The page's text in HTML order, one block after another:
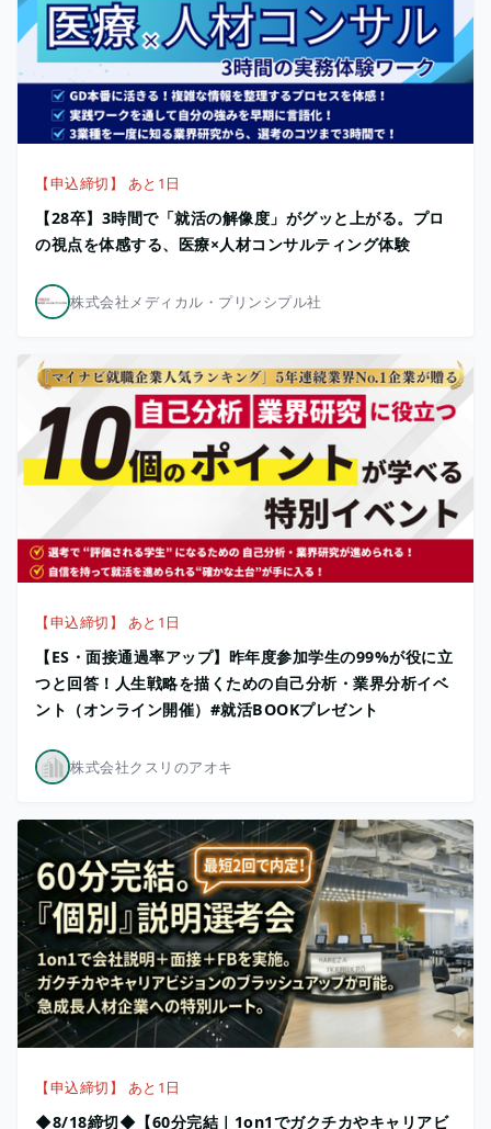
【申込締切】 あと1日
【28卒】3時間で「就活の解像度」がグッと上がる。プロ
の視点を体感する、医療×人材コンサルティング体験
株式会社メディカル・プリンシプル社
【申込締切】 あと1日
【ES・面接通過率アップ】昨年度参加学生の99%が役に立
つと回答！人生戦略を描くための自己分析・業界分析イベ
ント（オンライン開催）#就活BOOKプレゼント
株式会社クスリのアオキ
【申込締切】 あと1日
◆8/18締切◆【60分完結｜1on1でガクチカやキャリアビ